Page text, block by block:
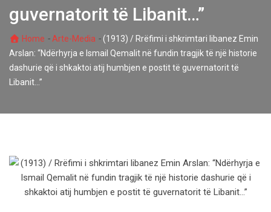
guvernatorit të Libanit…”
Home - Arte-Media -(1913) / Rrëfimi i shkrimtari libanez Emin
Arslan: “Ndërhyrja e Ismail Qemalit në fundin tragjik të një historie
dashurie që i shkaktoi atij humbjen e postit të guvernatorit të
Libanit…”